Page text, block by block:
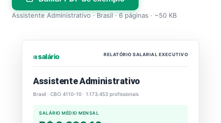
Assistente Administrativo · Brasil · 6 páginas · ~50 KB
⏐⏐⏐ salário RELATÓRIO SALARIAL EXECUTIVO
Assistente Administrativo
Brasil · CBO 4110-10 · 1.173.453 profissionais
SALÁRIO MÉDIO MENSAL